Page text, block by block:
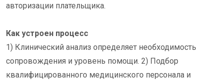
авторизации плательщика.
Как устроен процесс
1) Клинический анализ определяет необходимость
сопровождения и уровень помощи. 2) Подбор
квалифицированного медицинского персонала и